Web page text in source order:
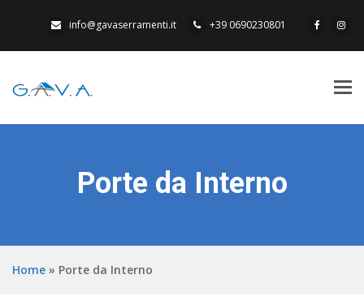
info@gavaserramenti.it +39 0690230801
Porte da Interno
Home » Porte da Interno